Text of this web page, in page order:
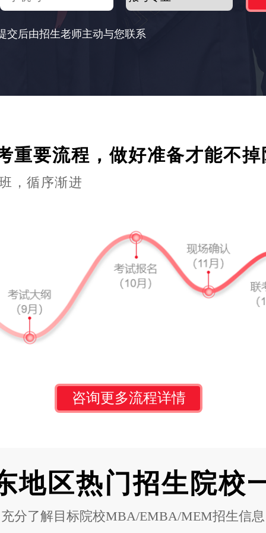
交后由招生老师主动与您联系
重要流程，做好准备才能不掉
，循序渐进
咨询更多流程详情
地区热门招生院校
充分了解目标院校MBA/EMBA/MEM招生信息